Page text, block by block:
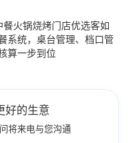
火锅烧烤门店优选客如
系统，桌台管理、档口管
算一步到位
好的生意
将来电与您沟通